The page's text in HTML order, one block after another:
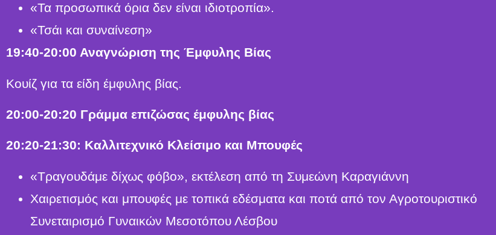
«Τα προσωπικά όρια δεν είναι ιδιοτροπία».
«Τσάι και συναίνεση»
19:40-20:00 Αναγνώριση της Έμφυλης Βίας
Κουίζ για τα είδη έμφυλης βίας.
20:00-20:20 Γράμμα επιζώσας έμφυλης βίας
20:20-21:30: Καλλιτεχνικό Κλείσιμο και Μπουφές
«Τραγουδάμε δίχως φόβο», εκτέλεση από τη Συμεώνη Καραγιάννη
Χαιρετισμός και μπουφές με τοπικά εδέσματα και ποτά από τον Αγροτουριστικό
Συνεταιρισμό Γυναικών Μεσοτόπου Λέσβου